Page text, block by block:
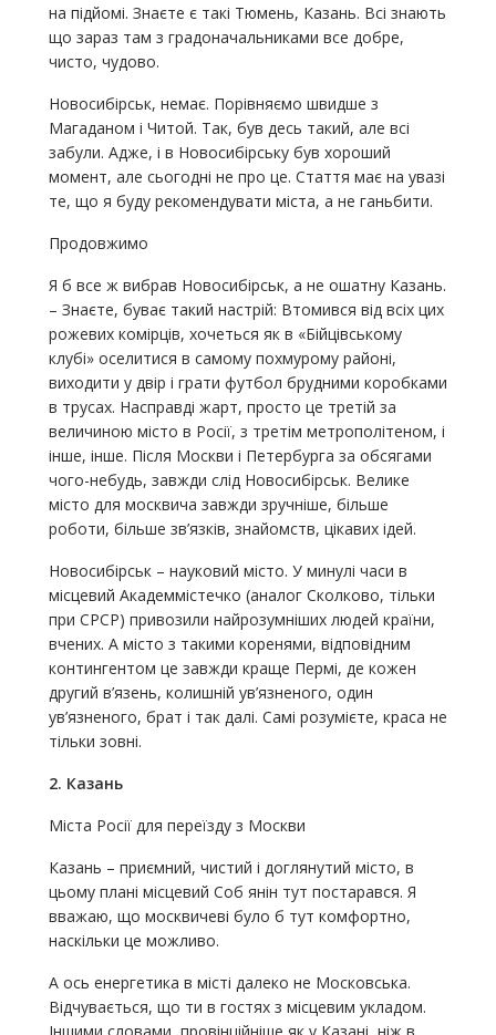
на підйомі. Знаєте є такі Тюмень, Казань. Всі знають
що зараз там з градоначальниками все добре,
чисто, чудово.
Новосибірськ, немає. Порівняємо швидше з
Магаданом і Читой. Так, був десь такий, але всі
забули. Адже, і в Новосибірську був хороший
момент, але сьогодні не про це. Стаття має на увазі
те, що я буду рекомендувати міста, а не ганьбити.
Продовжимо
Я б все ж вибрав Новосибірськ, а не ошатну Казань.
– Знаєте, буває такий настрій: Втомився від всіх цих
рожевих комірців, хочеться як в «Бійцівському
клубі» оселитися в самому похмурому районі,
виходити у двір і грати футбол брудними коробками
в трусах. Насправді жарт, просто це третій за
величиною місто в Росії, з третім метрополітеном, і
інше, інше. Після Москви і Петербурга за обсягами
чого-небудь, завжди слід Новосибірськ. Велике
місто для москвича завжди зручніше, більше
роботи, більше зв’язків, знайомств, цікавих ідей.
Новосибірськ – науковий місто. У минулі часи в
місцевий Академмістечко (аналог Сколково, тільки
при СРСР) привозили найрозумніших людей країни,
вчених. А місто з такими коренями, відповідним
контингентом це завжди краще Пермі, де кожен
другий в’язень, колишній ув’язненого, один
ув’язненого, брат і так далі. Самі розумієте, краса не
тільки зовні.
2. Казань
Міста Росії для переїзду з Москви
Казань – приємний, чистий і доглянутий місто, в
цьому плані місцевий Соб янін тут постарався. Я
вважаю, що москвичеві було б тут комфортно,
наскільки це можливо.
А ось енергетика в місті далеко не Московська.
Відчувається, що ти в гостях з місцевим укладом.